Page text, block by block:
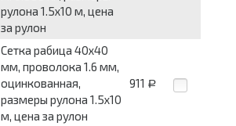
рулона 1.5x10 м, цена
за рулон
Сетка рабица 40x40
мм, проволока 1.6 мм,
оцинкованная,
размеры рулона 1.5x10
м, цена за рулон
911 Р